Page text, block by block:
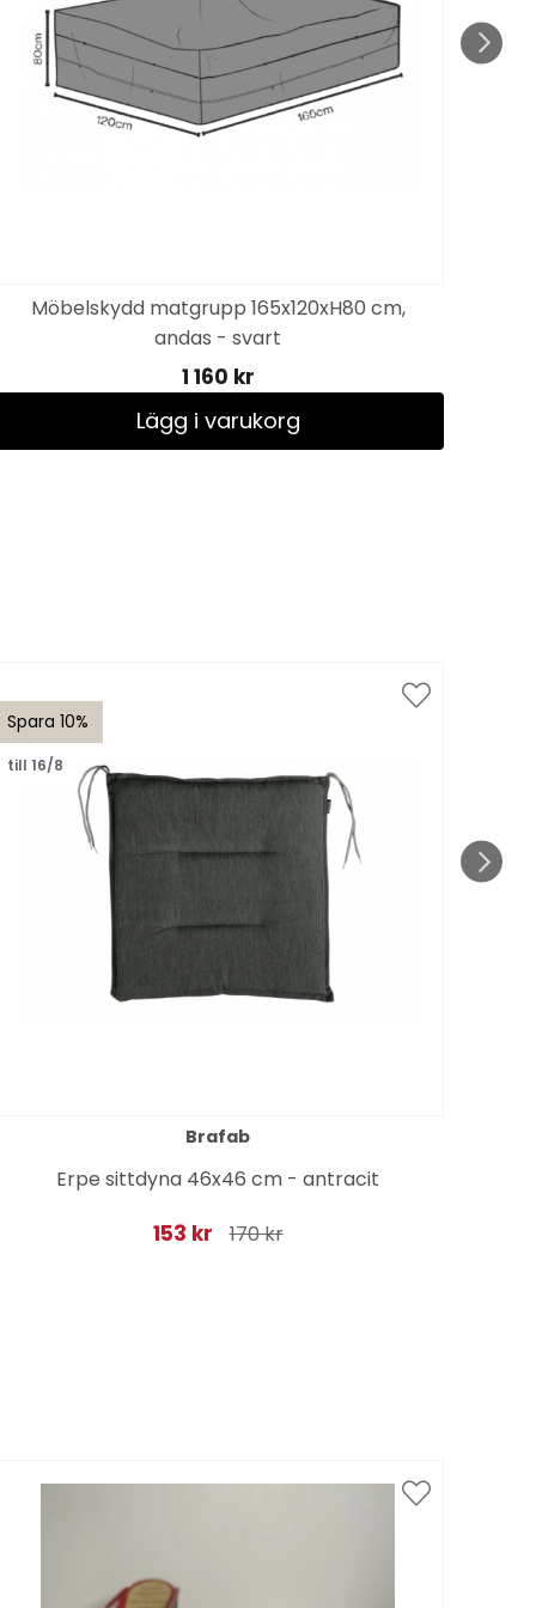
Möbelskydd matgrupp 165x120xH80 cm,
andas - svart
1 160 kr
Lägg i varukorg
Spara 10%
till 16/8
Brafab
Erpe sittdyna 46x46 cm - antracit
153 kr 170 kr